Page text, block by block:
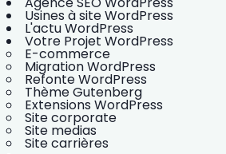
Usines à site WordPress
L'actu WordPress
Votre Projet WordPress
E-commerce
Migration WordPress
Refonte WordPress
Thème Gutenberg
Extensions WordPress
Site corporate
Site medias
Site carrières